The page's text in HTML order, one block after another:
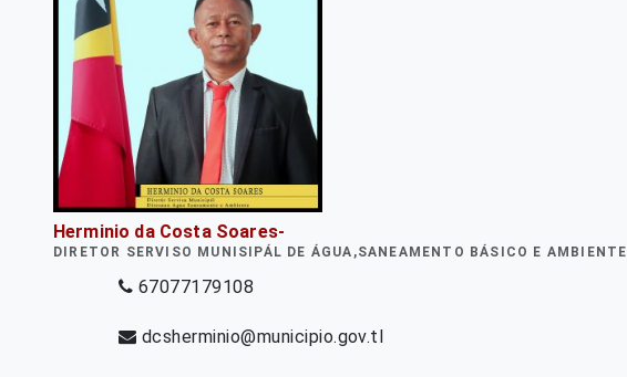
Herminio da Costa Soares-
DIRETOR SERVISO MUNISIPÁL DE ÁGUA,SANEAMENTO BÁSICO E AMBIENTE
67077179108
dcsherminio@municipio.gov.tl